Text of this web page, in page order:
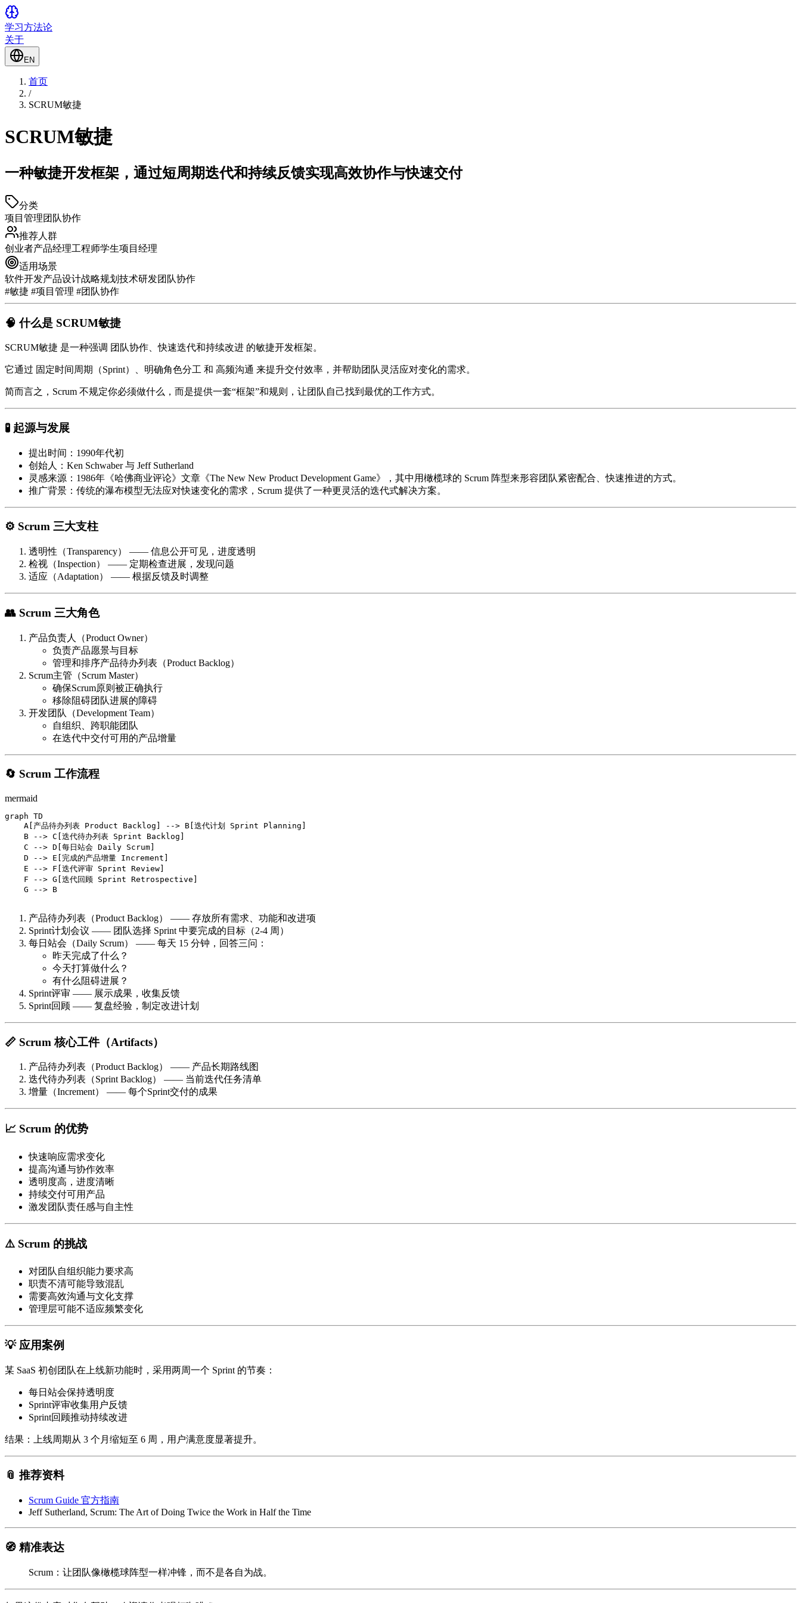
学习方法论
关于
EN
首页
/
SCRUM敏捷
SCRUM敏捷
一种敏捷开发框架，通过短周期迭代和持续反馈实现高效协作与快速交付
分类
项目管理团队协作
推荐人群
创业者产品经理工程师学生项目经理
适用场景
软件开发产品设计战略规划 技术研发团队协作
#敏捷 #项目管理 #团队协作
🧠 什么是 SCRUM敏捷
SCRUM敏捷 是一种强调 团队协作、快速迭代和持续改进 的敏捷开发框架。
它通过 固定时间周期（Sprint） 明确角色分工 和 高频沟通 来提升交付效率，并帮助团队灵活应对变化的需求。
简而言之，Scrum 不规定你必须做什么，而是提供一套“框架”和规则，让团队自己找到最优的工作方式。
🧪 起源与发展
提出时间 ：1990年代初
创始人
：Ken Schwaber 与 Jeff Sutherland
灵感来源 ：1986年《哈佛商业评论》文章《The New New Product Development Game》，其中用橄榄球的 Scrum 阵型来形容团队紧密配合、快速推进的方式。
推广背景 ：传统的瀑布模型无法应对快速变化的需求，Scrum 提供了一种更灵活的迭代式解决方案。
⚙️ Scrum 三大支柱
透明性（Transparency）
—— 信息公开可见，进度透明
检视（Inspection）
—— 定期检查进展，发现问题
适应（Adaptation）
—— 根据反馈及时调整
👥 Scrum 三大角色
产品负责人（Product Owner）
负责产品愿景与目标
管理和排序产品待办列表（Product Backlog）
Scrum主管（Scrum Master）
确保Scrum原则被正确执行
移除阻碍团队进展的障碍
开发团队（Development Team）
自组织、跨职能团队
在迭代中交付可用的产品增量
🔄 Scrum 工作流程
mermaid
graph TD
    A[产品待办列表 Product Backlog] --> B[迭代计划 Sprint Planning]
    B --> C[迭代待办列表 Sprint Backlog]
    C --> D[每日站会 Daily Scrum]
    D --> E[完成的产品增量 Increment]
    E --> F[迭代评审 Sprint Review]
    F --> G[迭代回顾 Sprint Retrospective]
    G --> B
产品待办列表（Product Backlog）
—— 存放所有需求、功能和改进项
Sprint计划会议 —— 团队选择 Sprint 中要完成的目标（2-4 周）
每日站会（Daily Scrum）
—— 每天 15 分钟，回答三问：
昨天完成了什么？
今天打算做什么？
有什么阻碍进展？
Sprint评审 —— 展示成果，收集反馈
Sprint回顾 —— 复盘经验，制定改进计划
📏 Scrum 核心工件（Artifacts）
产品待办列表（Product Backlog）
—— 产品长期路线图
迭代待办列表（Sprint Backlog）
—— 当前迭代任务清单
增量（Increment）
—— 每个Sprint交付的成果
📈 Scrum 的优势
快速响应需求变化
提高沟通与协作效率
透明度高，进度清晰
持续交付可用产品
激发团队责任感与自主性
⚠️ Scrum 的挑战
对团队自组织能力要求高
职责不清可能导致混乱
需要高效沟通与文化支撑
管理层可能不适应频繁变化
💡 应用案例
某 SaaS 初创团队在上线新功能时，采用两周一个 Sprint 的节奏：
每日站会保持透明度
Sprint评审收集用户反馈
Sprint回顾推动持续改进
结果 ：上线周期从 3 个月缩短至 6 周，用户满意度显著提升。
📎 推荐资料
Scrum Guide 官方指南
Jeff Sutherland, Scrum: The Art of Doing Twice the Work in Half the Time
🧭 精准表达
Scrum：让团队像橄榄球阵型一样冲锋，而不是各自为战。